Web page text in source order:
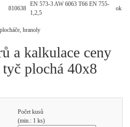
810638
EN 573-3 AW 6063 T66 EN 755-
1,2,5
ok
a kalkulace ceny
plochá 40x8
Počet kusů
(min.: 1 ks)